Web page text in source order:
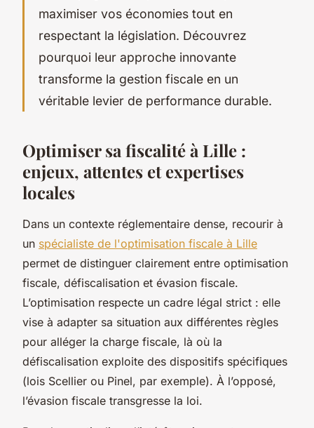
maximiser vos économies tout en
respectant la législation. Découvrez
pourquoi leur approche innovante
transforme la gestion fiscale en un
véritable levier de performance durable.
Optimiser sa fiscalité à Lille :
enjeux, attentes et expertises
locales
Dans un contexte réglementaire dense, recourir à
un spécialiste de l'optimisation fiscale à Lille
permet de distinguer clairement entre optimisation
fiscale, défiscalisation et évasion fiscale.
L’optimisation respecte un cadre légal strict : elle
vise à adapter sa situation aux différentes règles
pour alléger la charge fiscale, là où la
défiscalisation exploite des dispositifs spécifiques
(lois Scellier ou Pinel, par exemple). À l’opposé,
l’évasion fiscale transgresse la loi.